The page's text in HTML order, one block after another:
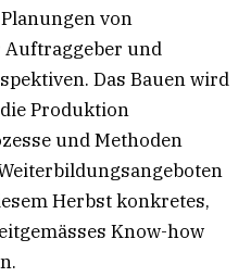
von
und
Das Bauen wird
Produktion
und Methoden
Herbst konkretes,
Know-how